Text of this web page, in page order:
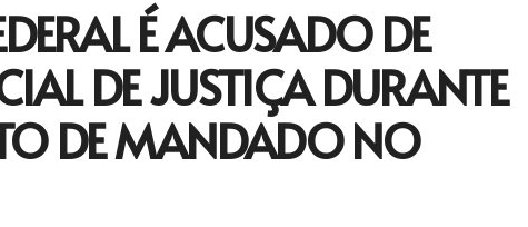
É ACUSADO DE
DE JUSTIÇA DURANTE
DE MANDADO NO